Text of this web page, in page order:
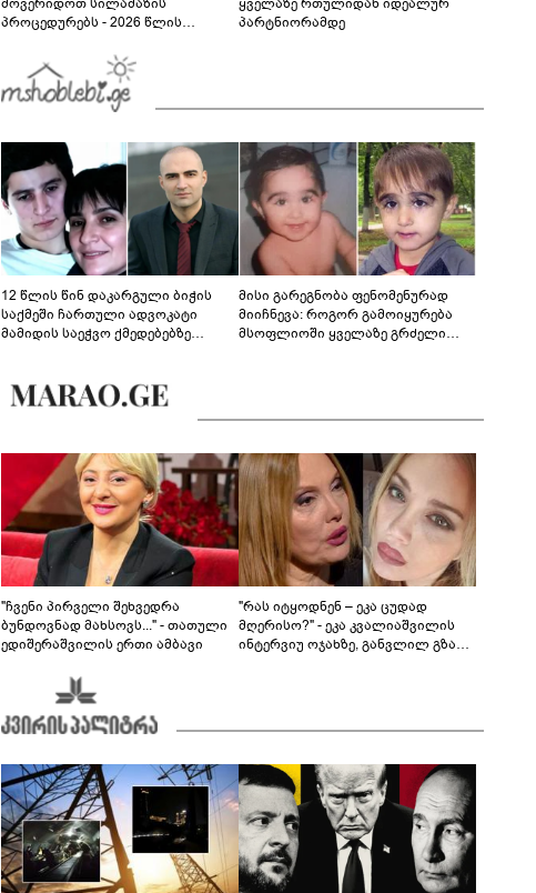
პროცედურებს - 2026 წლის
გზამკვლევი
პარტნიორამდე
12 წლის წინ დაკარგული ბიჭის
საქმეში ჩართული ადვოკატი
მამიდის საეჭვო ქმედებებზე
მოწოდებაზე... წლობით
მიმდინარეობდა საქმის
მისი გარეგნობა ფენომენურად
მიიჩნევა: როგორ გამოიყურება
მსოფლიოში ყველაზე გრძელი
"ჩვენი პირველი შეხვედრა
ბუნდოვნად მახსოვს..." - თათული
ედიშერაშვილის ერთი ამბავი
"რას იტყოდნენ – ეკა ცუდად
მღერისო?" - ეკა კვალიაშვილის
ინტერვიუ ოჯახზე, განვლილ გზასა